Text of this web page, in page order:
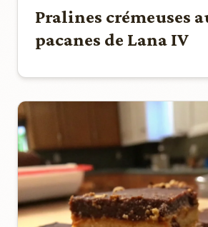
Pralines crémeuses
pacanes de Lana IV